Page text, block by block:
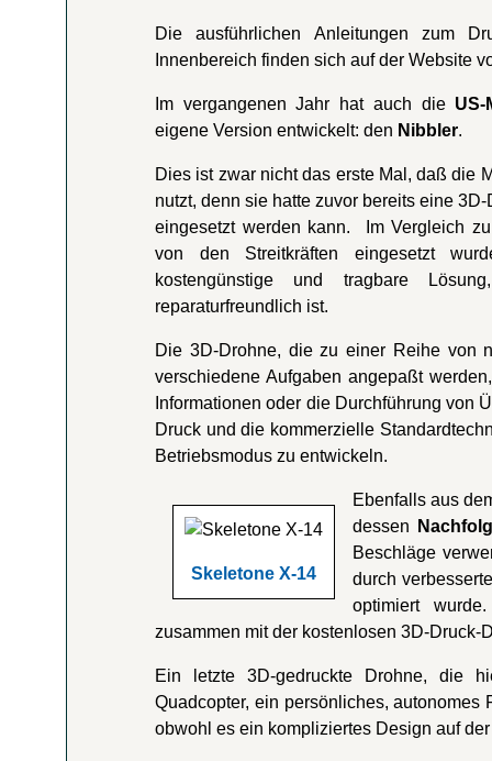
Die ausführlichen Anleitungen zum
Innenbereich finden sich auf der Website
Im vergangenen Jahr hat auch die US-
eigene Version entwickelt: den Nibbler.
Dies ist zwar nicht das erste Mal, daß die
nutzt, denn sie hatte zuvor bereits eine
eingesetzt werden kann. Im Vergleich
von den Streitkräften eingesetzt
kostengünstige und tragbare
reparaturfreundlich ist.
Die 3D-Drohne, die zu einer Reihe von
verschiedene Aufgaben angepaßt
Informationen oder die Durchführung von
Druck und die kommerzielle
Betriebsmodus zu entwickeln.
Skeletone X-14
Ebenfalls aus
dessen
Beschläge
durch
optimiert
zusammen mit der kostenlosen 3D-Druck-
Ein letzte 3D-gedruckte Drohne, die
Quadcopter, ein persönliches,
obwohl es ein kompliziertes Design auf